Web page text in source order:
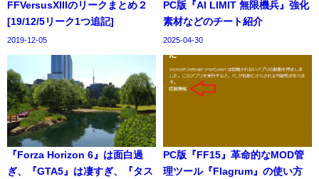
FFVersusXIIIのリークまとめ２
[19/12/5リーク1つ追記]
2019-12-05
PC版『AI LIMIT 無限機兵』強化
素材などのチート紹介
2025-04-30
『Forza Horizon 6』は面白過
ぎ、『GTA5』は凄すぎ、『タス
PC版『FF15』革命的なMOD管
理ツール『Flagrum』の使い方